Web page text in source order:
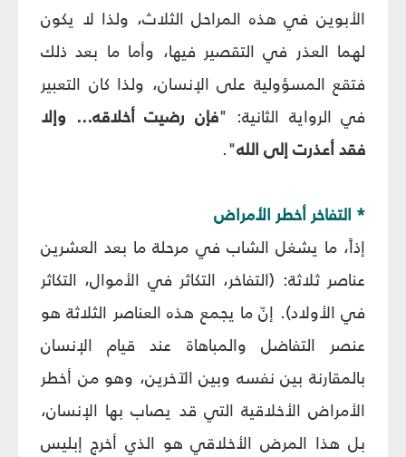
الأبوين في هذه المراحل الثلاث، ولذا لا يكون
لهما العذر في التقصير فيها، وأما ما بعد ذلك
فتقع المسؤولية على الإنسان، ولذا كان التعبير
في الرواية الثانية: "فإن رضيت أخلاقه... وإلا
فقد أعذرت إلى الله".
* التفاخر أخطر الأمراض
إذاً، ما يشغل الشاب في مرحلة ما بعد العشرين
عناصر ثلاثة: (التفاخر، التكاثر في الأموال، التكاثر
في الأولاد). إنّ ما يجمع هذه العناصر الثلاثة هو
عنصر التفاضل والمباهاة عند قيام الإنسان
بالمقارنة بين نفسه وبين الآخرين، وهو من أخطر
الأمراض الأخلاقية التي قد يصاب بها الإنسان،
بل هذا المرض الأخلاقي هو الذي أخرج إبليس